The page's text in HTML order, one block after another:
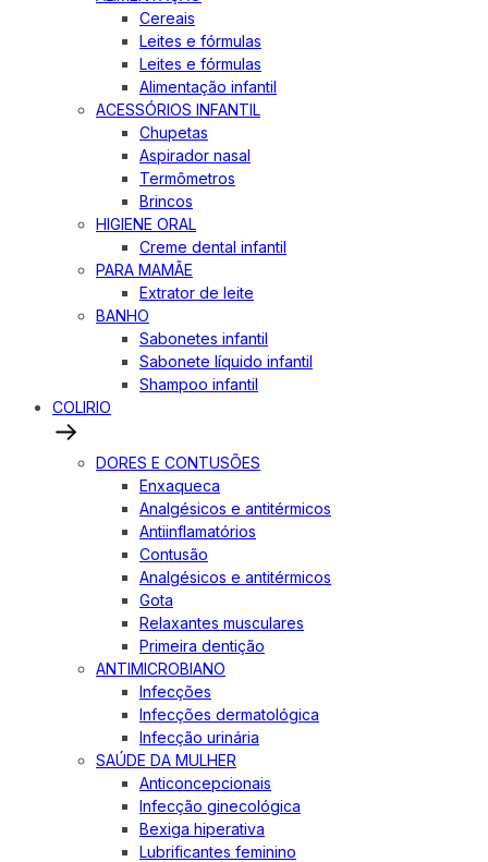
Cereais
Leites e fórmulas
Leites e fórmulas
Alimentação infantil
ACESSÓRIOS INFANTIL
Chupetas
Aspirador nasal
Termômetros
Brincos
HIGIENE ORAL
Creme dental infantil
PARA MAMÃE
Extrator de leite
BANHO
Sabonetes infantil
Sabonete líquido infantil
Shampoo infantil
COLIRIO
DORES E CONTUSÕES
Enxaqueca
Analgésicos e antitérmicos
Antiinflamatórios
Contusão
Analgésicos e antitérmicos
Gota
Relaxantes musculares
Primeira dentição
ANTIMICROBIANO
Infecções
Infecções dermatológica
Infecção urinária
SAÚDE DA MULHER
Anticoncepcionais
Infecção ginecológica
Bexiga hiperativa
Lubrificantes feminino